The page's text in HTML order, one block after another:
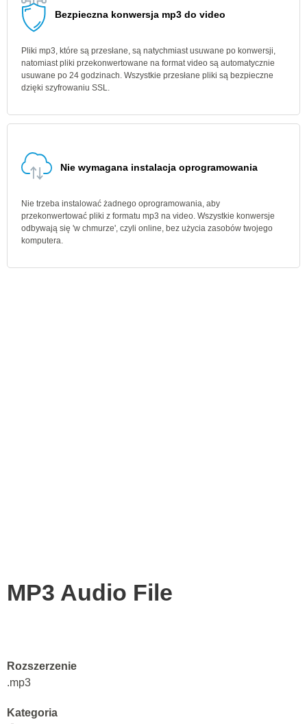
Bezpieczna konwersja mp3 do video
Pliki mp3, które są przesłane, są natychmiast usuwane po konwersji,
natomiast pliki przekonwertowane na format video są automatycznie
usuwane po 24 godzinach. Wszystkie przesłane pliki są bezpieczne
dzięki szyfrowaniu SSL.
Nie wymagana instalacja oprogramowania
Nie trzeba instalować żadnego oprogramowania, aby
przekonwertować pliki z formatu mp3 na video. Wszystkie konwersje
odbywają się 'w chmurze', czyli online, bez użycia zasobów twojego
komputera.
MP3 Audio File
Rozszerzenie
.mp3
Kategoria